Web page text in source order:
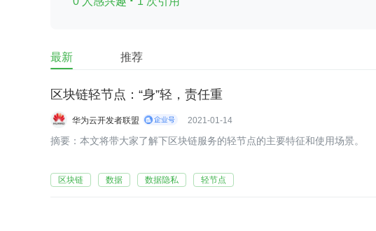
查看更多
最新 推荐
区块链轻节点：“身”轻，责任重
华为云开发者联盟 2021-01-14
摘要：本文将带大家了解下区块链服务的轻节点的主要特征和使用场景。
区块链 数据 数据隐私 轻节点